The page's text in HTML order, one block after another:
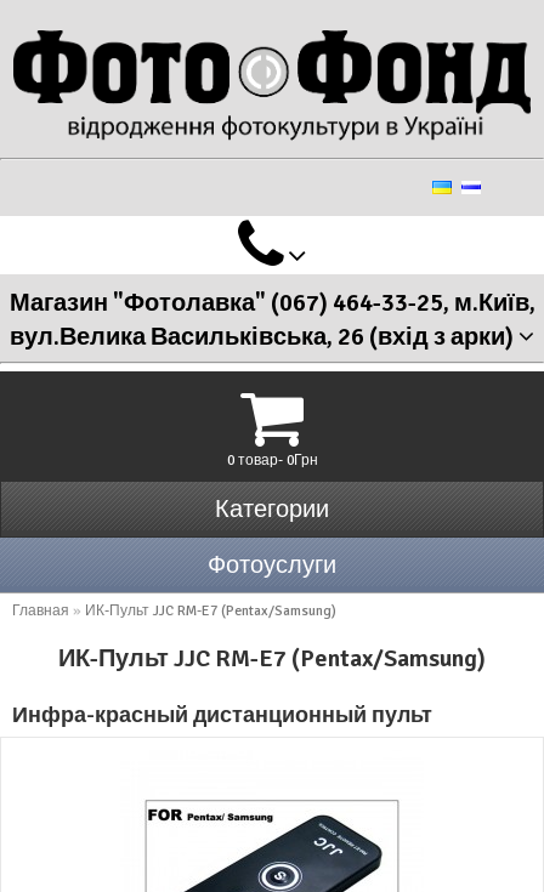
Магазин "Фотолавка" (067) 464-33-25, м.Київ,
вул.Велика Васильківська, 26 (вхід з арки)
0 товар- 0Грн
Категории
Фотоуслуги
Главная » ИК-Пульт JJC RM-E7 (Pentax/Samsung)
ИК-Пульт JJC RM-E7 (Pentax/Samsung)
Инфра-красный дистанционный пульт